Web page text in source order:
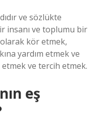
ve sözlükte
insanı ve toplumu bir
kör etmek,
yardım etmek ve
etmek ve tercih etmek.
eş